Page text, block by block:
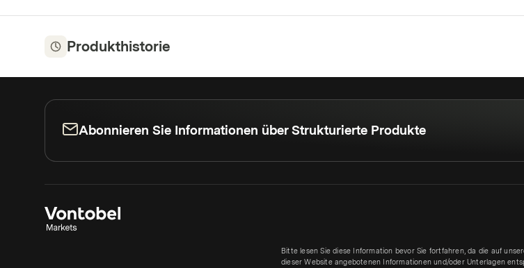
Produkthistorie
Abonnieren Sie Informationen über Strukturierte Produkte
Bitte lesen Sie diese Information bevor Sie fortfahren, da die auf
dieser Website angebotenen Informationen und/oder Unterlagen